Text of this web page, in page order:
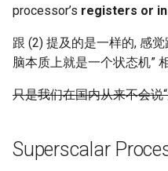
processor’s registers or
跟 (2) 提及的是一样的, 感
脑本质上就是一个状态机”
只是我们在国内从来不会说
Superscalar